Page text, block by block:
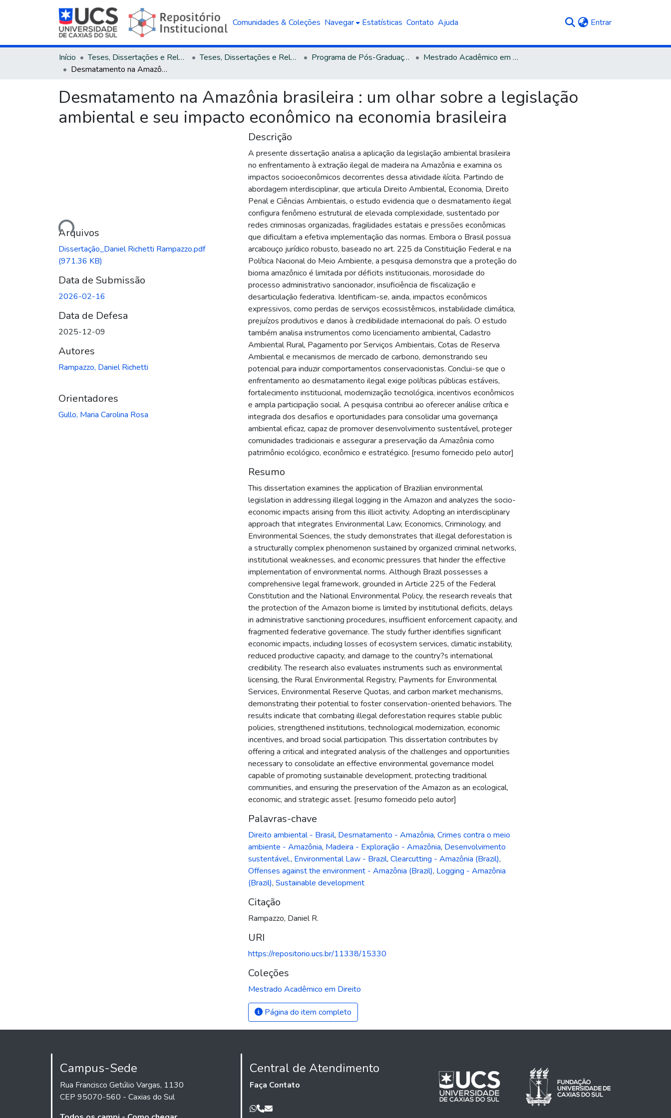
Comunidades & Coleções Navegar Estatísticas Contato Ajuda Entrar(current)
Início Teses, Dissertações e Relatórios Teses, Dissertações e Relatórios defendidos na UCS Programa de Pós-Graduação em Direito
Mestrado Acadêmico em Direito
Desmatamento na Amazônia brasileira : um olhar sobre a legislação ambiental e seu impacto econômico na economia brasileira
Desmatamento na Amazônia brasileira : um olhar sobre a legislação
ambiental e seu impacto econômico na economia brasileira
Carregando...
Arquivos
Dissertação_Daniel Richetti Rampazzo.pdf
(971.36 KB)
Data de Submissão
2026-02-16
Data de Defesa
2025-12-09
Autores
Rampazzo, Daniel Richetti
Orientadores
Gullo, Maria Carolina Rosa
Descrição
A presente dissertação analisa a aplicação da legislação ambiental brasileira
no enfrentamento à extração ilegal de madeira na Amazônia e examina os
impactos socioeconômicos decorrentes dessa atividade ilícita. Partindo de
abordagem interdisciplinar, que articula Direito Ambiental, Economia, Direito
Penal e Ciências Ambientais, o estudo evidencia que o desmatamento ilegal
configura fenômeno estrutural de elevada complexidade, sustentado por
redes criminosas organizadas, fragilidades estatais e pressões econômicas
que dificultam a efetiva implementação das normas. Embora o Brasil possua
arcabouço jurídico robusto, baseado no art. 225 da Constituição Federal e na
Política Nacional do Meio Ambiente, a pesquisa demonstra que a proteção do
bioma amazônico é limitada por déficits institucionais, morosidade do
processo administrativo sancionador, insuficiência de fiscalização e
desarticulação federativa. Identificam-se, ainda, impactos econômicos
expressivos, como perdas de serviços ecossistêmicos, instabilidade climática,
prejuízos produtivos e danos à credibilidade internacional do país. O estudo
também analisa instrumentos como licenciamento ambiental, Cadastro
Ambiental Rural, Pagamento por Serviços Ambientais, Cotas de Reserva
Ambiental e mecanismos de mercado de carbono, demonstrando seu
potencial para induzir comportamentos conservacionistas. Conclui-se que o
enfrentamento ao desmatamento ilegal exige políticas públicas estáveis,
fortalecimento institucional, modernização tecnológica, incentivos econômicos
e ampla participação social. A pesquisa contribui ao oferecer análise crítica e
integrada dos desafios e oportunidades para consolidar uma governança
ambiental eficaz, capaz de promover desenvolvimento sustentável, proteger
comunidades tradicionais e assegurar a preservação da Amazônia como
patrimônio ecológico, econômico e estratégico. [resumo fornecido pelo autor]
Resumo
This dissertation examines the application of Brazilian environmental
legislation in addressing illegal logging in the Amazon and analyzes the socio-
economic impacts arising from this illicit activity. Adopting an interdisciplinary
approach that integrates Environmental Law, Economics, Criminology, and
Environmental Sciences, the study demonstrates that illegal deforestation is
a structurally complex phenomenon sustained by organized criminal networks,
institutional weaknesses, and economic pressures that hinder the effective
implementation of environmental norms. Although Brazil possesses a
comprehensive legal framework, grounded in Article 225 of the Federal
Constitution and the National Environmental Policy, the research reveals that
the protection of the Amazon biome is limited by institutional deficits, delays
in administrative sanctioning procedures, insufficient enforcement capacity, and
fragmented federative governance. The study further identifies significant
economic impacts, including losses of ecosystem services, climatic instability,
reduced productive capacity, and damage to the country?s international
credibility. The research also evaluates instruments such as environmental
licensing, the Rural Environmental Registry, Payments for Environmental
Services, Environmental Reserve Quotas, and carbon market mechanisms,
demonstrating their potential to foster conservation-oriented behaviors. The
results indicate that combating illegal deforestation requires stable public
policies, strengthened institutions, technological modernization, economic
incentives, and broad social participation. This dissertation contributes by
offering a critical and integrated analysis of the challenges and opportunities
necessary to consolidate an effective environmental governance model
capable of promoting sustainable development, protecting traditional
communities, and ensuring the preservation of the Amazon as an ecological,
economic, and strategic asset. [resumo fornecido pelo autor]
Palavras-chave
Direito ambiental - Brasil, Desmatamento - Amazônia, Crimes contra o meio
ambiente - Amazônia, Madeira - Exploração - Amazônia, Desenvolvimento
sustentável., Environmental Law - Brazil, Clearcutting - Amazônia (Brazil),
Offenses against the environment - Amazônia (Brazil), Logging - Amazônia
(Brazil), Sustainable development
Citação
Rampazzo, Daniel R.
URI
https://repositorio.ucs.br/11338/15330
Coleções
Mestrado Acadêmico em Direito
Página do item completo
Campus-Sede
Rua Francisco Getúlio Vargas, 1130
CEP 95070-560 - Caxias do Sul
Central de Atendimento
Faça Contato